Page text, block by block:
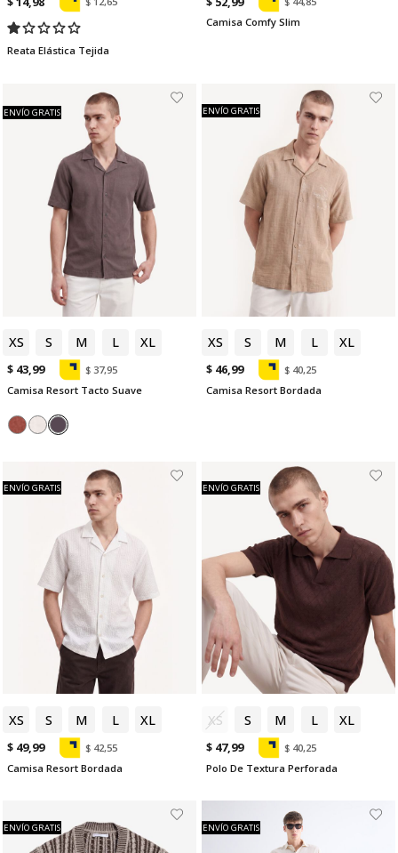
Reata Elástica Tejida
Camisa Comfy Slim
XS S M L XL
ENVÍO GRATIS
$ 43,99
$ 37,95
Camisa Resort Tacto Suave
XS S M L XL
ENVÍO GRATIS
$ 46,99
$ 40,25
Camisa Resort Bordada
XS S M L XL
ENVÍO GRATIS
$ 49,99
$ 42,55
Camisa Resort Bordada
XS S M L XL
ENVÍO GRATIS
$ 47,99
$ 40,25
Polo De Textura Perforada
ENVÍO GRATIS ENVÍO GRATIS